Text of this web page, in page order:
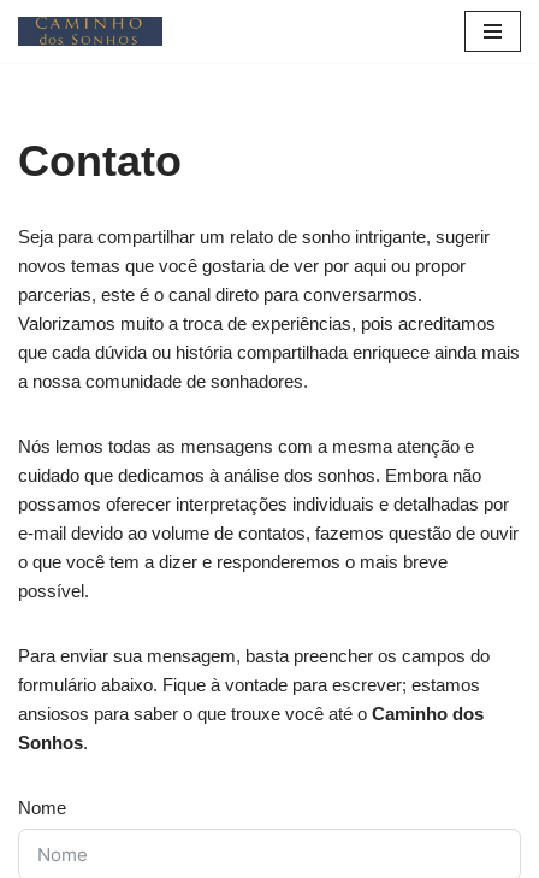
conteúdo
Contato
Seja para compartilhar um relato de sonho intrigante, sugerir
novos temas que você gostaria de ver por aqui ou propor
parcerias, este é o canal direto para conversarmos.
Valorizamos muito a troca de experiências, pois acreditamos
que cada dúvida ou história compartilhada enriquece ainda mais
a nossa comunidade de sonhadores.
Nós lemos todas as mensagens com a mesma atenção e
cuidado que dedicamos à análise dos sonhos. Embora não
possamos oferecer interpretações individuais e detalhadas por
e-mail devido ao volume de contatos, fazemos questão de ouvir
o que você tem a dizer e responderemos o mais breve
possível.
Para enviar sua mensagem, basta preencher os campos do
formulário abaixo. Fique à vontade para escrever; estamos
ansiosos para saber o que trouxe você até o Caminho dos
Sonhos.
Nome